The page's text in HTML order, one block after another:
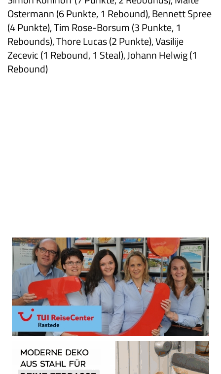
Ostermann (6 Punkte, 1 Rebound), Bennett Spree
(4 Punkte), Tim Rose-Borsum (3 Punkte, 1
Rebounds), Thore Lucas (2 Punkte), Vasilije
Zecevic (1 Rebound, 1 Steal), Johann Helwig (1
Rebound)